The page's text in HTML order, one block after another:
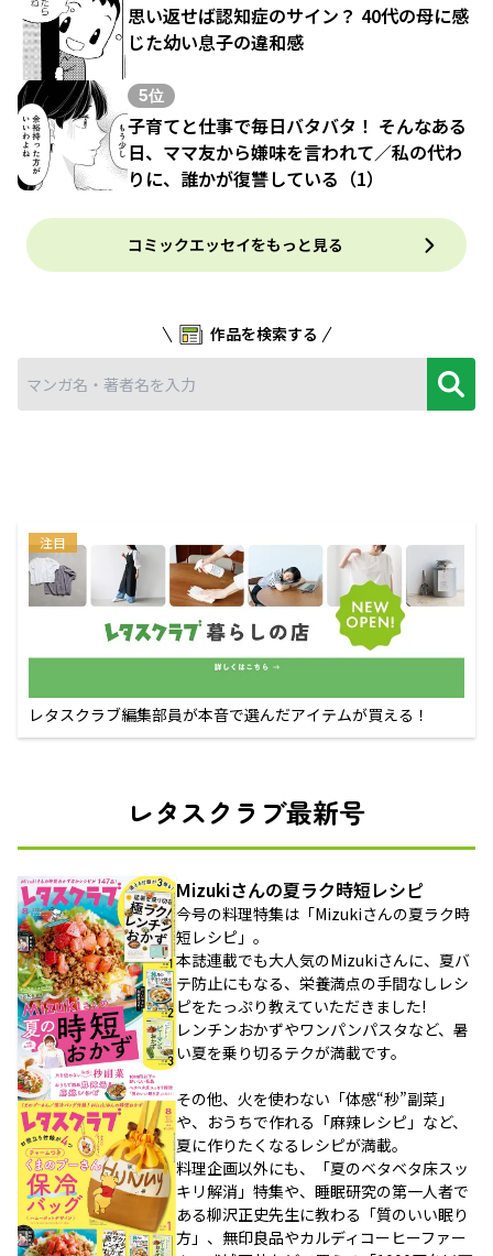
思い返せば認知症のサイン？ 40代の母に感
じた幼い息子の違和感
5位
子育てと仕事で毎日バタバタ！ そんなある
日、ママ友から嫌味を言われて／私の代わ
りに、誰かが復讐している（1）
コミックエッセイをもっと見る
作品を検索する
注目
レタスクラブ編集部員が本音で選んだアイテムが買える！
レタスクラブ最新号
Mizukiさんの夏ラク時短レシピ
今号の料理特集は「Mizukiさんの夏ラク時
短レシピ」。
本誌連載でも大人気のMizukiさんに、夏バ
テ防止にもなる、栄養満点の手間なしレシ
ピをたっぷり教えていただきました!
レンチンおかずやワンパンパスタなど、暑
い夏を乗り切るテクが満載です。
その他、火を使わない「体感“秒”副菜」
や、おうちで作れる「麻辣レシピ」など、
夏に作りたくなるレシピが満載。
料理企画以外にも、「夏のベタベタ床スッ
キリ解消」特集や、睡眠研究の第一人者で
ある柳沢正史先生に教わる「質のいい眠り
方」、無印良品やカルディコーヒーファー